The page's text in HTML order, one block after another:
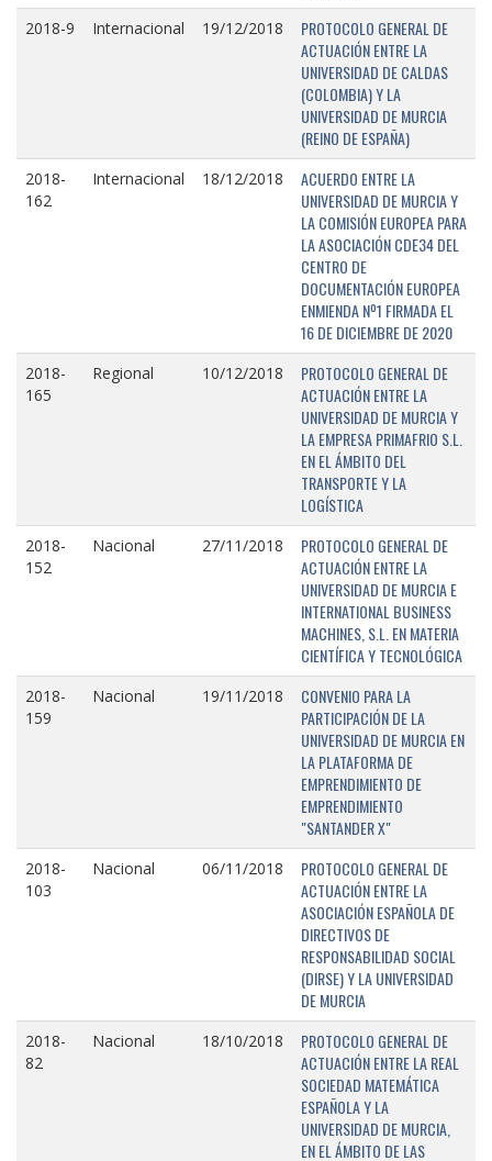
2018-9 Internacional 19/12/2018
PROTOCOLO GENERAL DE
ACTUACIÓN ENTRE LA
UNIVERSIDAD DE CALDAS
(COLOMBIA) Y LA
UNIVERSIDAD DE MURCIA
(REINO DE ESPAÑA)
2018-
162
Internacional 18/12/2018
ACUERDO ENTRE LA
UNIVERSIDAD DE MURCIA Y
LA COMISIÓN EUROPEA PARA
LA ASOCIACIÓN CDE34 DEL
CENTRO DE
DOCUMENTACIÓN EUROPEA
ENMIENDA Nº1 FIRMADA EL
16 DE DICIEMBRE DE 2020
2018-
165
Regional 10/12/2018
PROTOCOLO GENERAL DE
ACTUACIÓN ENTRE LA
UNIVERSIDAD DE MURCIA Y
LA EMPRESA PRIMAFRIO S.L.
EN EL ÁMBITO DEL
TRANSPORTE Y LA
LOGÍSTICA
2018-
152
Nacional 27/11/2018
PROTOCOLO GENERAL DE
ACTUACIÓN ENTRE LA
UNIVERSIDAD DE MURCIA E
INTERNATIONAL BUSINESS
MACHINES, S.L. EN MATERIA
CIENTÍFICA Y TECNOLÓGICA
2018-
159
Nacional 19/11/2018
CONVENIO PARA LA
PARTICIPACIÓN DE LA
UNIVERSIDAD DE MURCIA EN
LA PLATAFORMA DE
EMPRENDIMIENTO DE
EMPRENDIMIENTO
"SANTANDER X"
2018-
103
Nacional 06/11/2018
PROTOCOLO GENERAL DE
ACTUACIÓN ENTRE LA
ASOCIACIÓN ESPAÑOLA DE
DIRECTIVOS DE
RESPONSABILIDAD SOCIAL
(DIRSE) Y LA UNIVERSIDAD
DE MURCIA
2018-
82
Nacional 18/10/2018
PROTOCOLO GENERAL DE
ACTUACIÓN ENTRE LA REAL
SOCIEDAD MATEMÁTICA
ESPAÑOLA Y LA
UNIVERSIDAD DE MURCIA,
EN EL ÁMBITO DE LAS